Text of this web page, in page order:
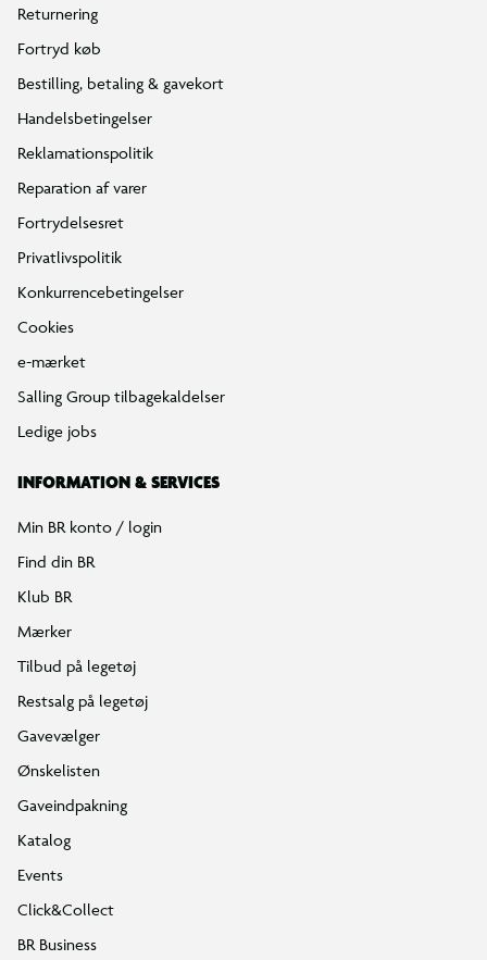
Returnering
Fortryd køb
Bestilling, betaling & gavekort
Handelsbetingelser
Reklamationspolitik
Reparation af varer
Fortrydelsesret
Privatlivspolitik
Konkurrencebetingelser
Cookies
e-mærket
Salling Group tilbagekaldelser
Ledige jobs
INFORMATION & SERVICES
Min BR konto / login
Find din BR
Klub BR
Mærker
Tilbud på legetøj
Restsalg på legetøj
Gavevælger
Ønskelisten
Gaveindpakning
Katalog
Events
Click&Collect
BR Business